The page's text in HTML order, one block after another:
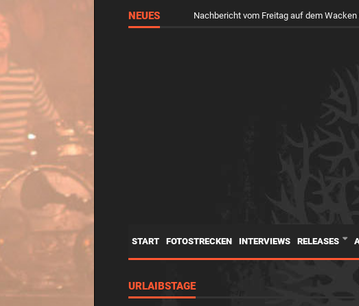
NEUES Nachbericht vom Freitag auf dem
START FOTOSTRECKEN INTERVIEWS RELEASES
URLAIBSTAGE